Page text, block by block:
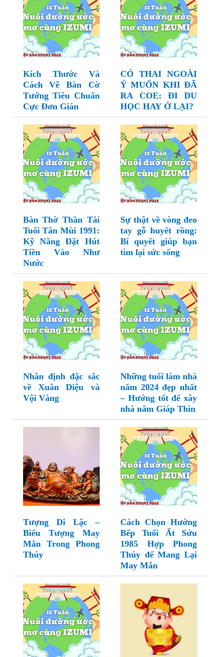
Kích Thước Và
Cách Vẽ Bàn Cờ
Tướng Tiêu Chuẩn
Cực Đơn Giản
CÓ THAI NGOÀI
Ý MUỐN KHI ĐÃ
RA COE: ĐI DU
HỌC HAY Ở LẠI?
Bàn Thờ Thần Tài
Tuổi Tân Mùi 1991:
Kỹ Năng Đặt Hút
Tiền Vào Như
Nước
Sự thật về vòng đeo
tay gỗ huyết rồng:
Bí quyết giúp bạn
tìm lại sức sống
Nhân định đặc sắc
về Xuân Diệu và
Vội Vàng
Những tuổi làm nhà
năm 2024 đẹp nhất
– Hướng tốt để xây
nhà năm Giáp Thìn
Tượng Di Lặc –
Biểu Tượng May
Mắn Trong Phong
Thủy
Cách Chọn Hướng
Bếp Tuổi Ất Sửu
1985 Hợp Phong
Thủy để Mang Lại
May Mắn